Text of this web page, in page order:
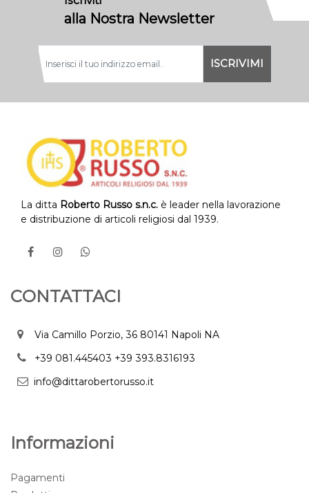
alla Nostra Newsletter
La ditta Roberto Russo s.n.c. è leader nella lavorazione
e distribuzione di articoli religiosi dal 1939.
CONTATTACI
Via Camillo Porzio, 36 80141 Napoli NA
+39 081.445403 +39 393.8316193
info@dittarobertorusso.it
Informazioni
Pagamenti